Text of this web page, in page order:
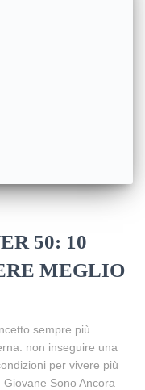
50: 10
MEGLIO
sempre più
non inseguire una
per vivere più
Sono Ancora